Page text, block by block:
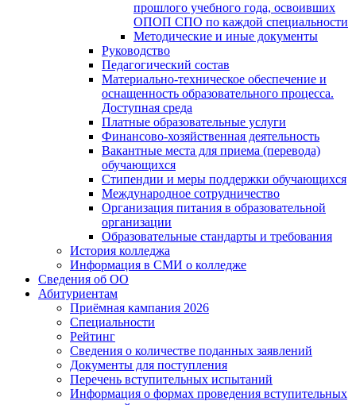
прошлого учебного года, освоивших
ОПОП СПО по каждой специальности
Методические и иные документы
Руководство
Педагогический состав
Материально-техническое обеспечение и
оснащенность образовательного процесса.
Доступная среда
Платные образовательные услуги
Финансово-хозяйственная деятельность
Вакантные места для приема (перевода)
обучающихся
Стипендии и меры поддержки обучающихся
Международное сотрудничество
Организация питания в образовательной
организации
Образовательные стандарты и требования
История колледжа
Информация в СМИ о колледже
Сведения об ОО
Абитуриентам
Приёмная кампания 2026
Специальности
Рейтинг
Сведения о количестве поданных заявлений
Документы для поступления
Перечень вступительных испытаний
Информация о формах проведения вступительных